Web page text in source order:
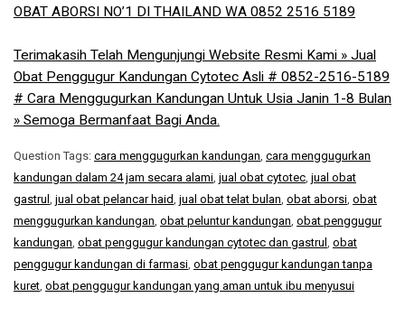
OBAT ABORSI NO’1 DI THAILAND WA 0852 2516 5189
Terimakasih Telah Mengunjungi Website Resmi Kami » Jual
Obat Penggugur Kandungan Cytotec Asli # 0852-2516-5189
# Cara Menggugurkan Kandungan Untuk Usia Janin 1-8 Bulan
» Semoga Bermanfaat Bagi Anda.
Question Tags: cara menggugurkan kandungan cara menggugurkan
kandungan dalam 24 jam secara alami jual obat cytotec jual obat
gastrul jual obat pelancar haid jual obat telat bulan obat aborsi obat
menggugurkan kandungan obat peluntur kandungan obat penggugur
kandungan obat penggugur kandungan cytotec dan gastrul obat
penggugur kandungan di farmasi obat penggugur kandungan tanpa
kuret obat penggugur kandungan yang aman untuk ibu menyusui